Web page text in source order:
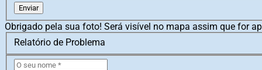
Enviar
Obrigado pela sua foto! Será visível no mapa assim que for
Relatório de Problema